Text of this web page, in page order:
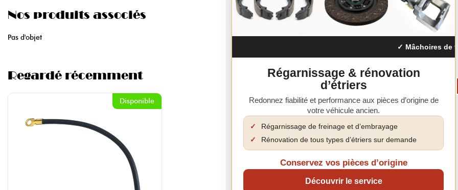
Nos produits associés
Pas d'objet
Regardé récemment
Disponible
Nouvelle gamme de feux LED
Modernisez l'éclairage de votre véhicule avec nos
nouvelles ampoules LED haute performance.
LES AVANTAGES DE LA LED
Plus de luminosité pour une meilleure visibilité.
Passez à la LED
Une visibilité améliorée.
✓ Mâchoires de frein
Régarnissage & rénovation
d’étriers
Redonnez fiabilité et performance aux pièces d’origine de
votre véhicule ancien.
✓
Régarnissage de freinage et d’embrayage
✓
Rénovation de tous types d’étriers sur demande
Conservez vos pièces d’origine
Découvrir le service